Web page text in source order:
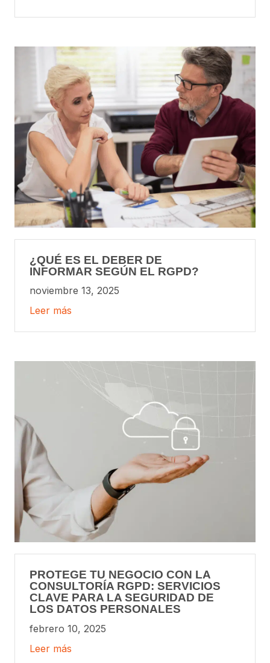
¿QUÉ ES EL DEBER DE
INFORMAR SEGÚN EL RGPD?
noviembre 13, 2025
Leer más
PROTEGE TU NEGOCIO CON LA
CONSULTORÍA RGPD: SERVICIOS
CLAVE PARA LA SEGURIDAD DE
LOS DATOS PERSONALES
febrero 10, 2025
Leer más